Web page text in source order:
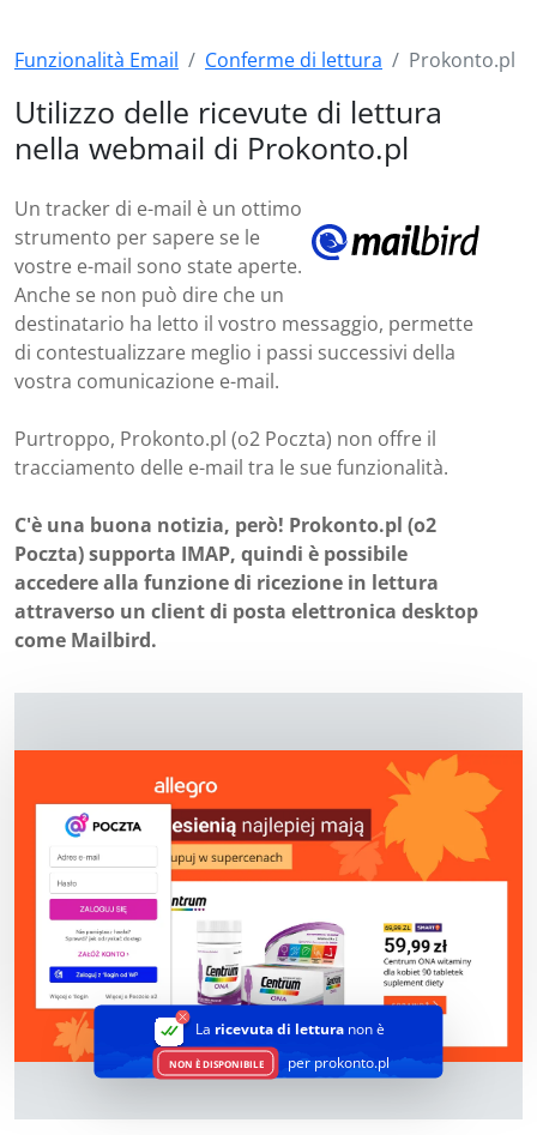
Funzionalità Email Conferme di lettura Prokonto.pl
Utilizzo delle ricevute di lettura
nella webmail di Prokonto.pl
Un tracker di e-mail è un ottimo
strumento per sapere se le
vostre e-mail sono state aperte.
Anche se non può dire che un
destinatario ha letto il vostro messaggio, permette
di contestualizzare meglio i passi successivi della
vostra comunicazione e-mail.
Purtroppo, Prokonto.pl (o2 Poczta) non offre il
tracciamento delle e-mail tra le sue funzionalità.
C'è una buona notizia, però! Prokonto.pl (o2
Poczta) supporta IMAP, quindi è possibile
accedere alla funzione di ricezione in lettura
attraverso un client di posta elettronica desktop
come Mailbird.
La ricevuta di lettura non è
NON È DISPONIBILE per prokonto.pl